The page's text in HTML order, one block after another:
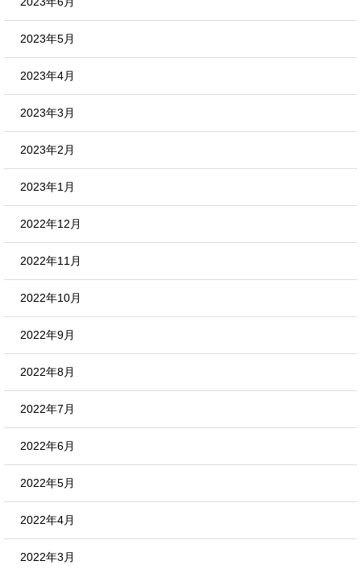
2023年5月
2023年4月
2023年3月
2023年2月
2023年1月
2022年12月
2022年11月
2022年10月
2022年9月
2022年8月
2022年7月
2022年6月
2022年5月
2022年4月
2022年3月